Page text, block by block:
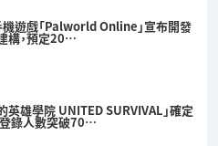
機遊戲「Palworld Online」宣布開發
構，預定20…
英雄學院 UNITED SURVIVAL」確定
錄人數突破70…